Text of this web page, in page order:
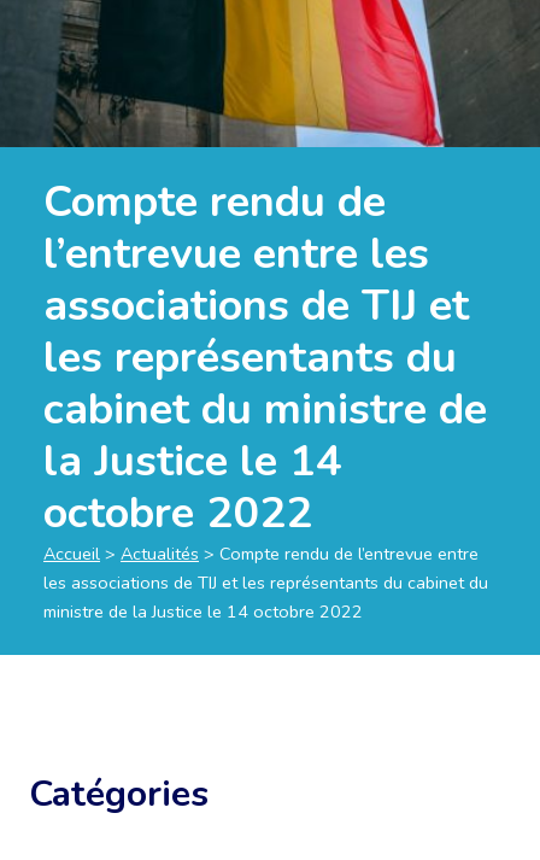
Compte rendu de
l’entrevue entre les
associations de TIJ et
les représentants du
cabinet du ministre de
la Justice le 14
octobre 2022
Accueil > Actualités > Compte rendu de l’entrevue entre
les associations de TIJ et les représentants du cabinet du
ministre de la Justice le 14 octobre 2022
Catégories